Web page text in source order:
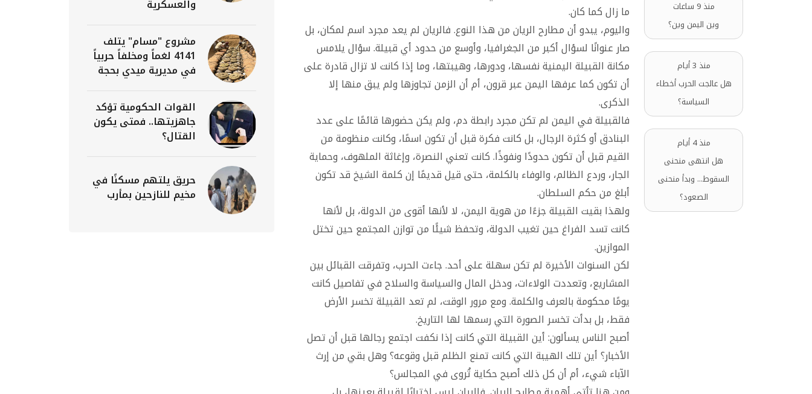
منذ 9 ساعات
وين اليمن وين؟
منذ 3 أيام
هل عالجت الحرب أخطاء
السياسة؟
منذ 4 أيام
هل انتهى منحنى
السقوط... وبدأ منحنى
الصعود؟
ما زال كما كان.
واليوم، يبدو أن مطارح الريان من هذا النوع. فالريان لم يعد مجرد اسم لمكان، بل
صار عنوانًا لسؤال أكبر من الجغرافيا، وأوسع من حدود أي قبيلة. سؤال يلامس
مكانة القبيلة اليمنية نفسها، ودورها، وهيبتها، وما إذا كانت لا تزال قادرة على
أن تكون كما عرفها اليمن عبر قرون، أم أن الزمن تجاوزها ولم يبق منها إلا
الذكرى.
فالقبيلة في اليمن لم تكن مجرد رابطة دم، ولم يكن حضورها قائمًا على عدد
البنادق أو كثرة الرجال، بل كانت فكرة قبل أن تكون اسمًا، وكانت منظومة من
القيم قبل أن تكون حدودًا ونفوذًا. كانت تعني النصرة، وإغاثة الملهوف، وحماية
الجار، وردع الظالم، والوفاء بالكلمة، حتى قيل قديمًا إن كلمة الشيخ قد تكون
أبلغ من حكم السلطان.
ولهذا بقيت القبيلة جزءًا من هوية اليمن، لا لأنها أقوى من الدولة، بل لأنها
كانت تسد الفراغ حين تغيب الدولة، وتحفظ شيئًا من توازن المجتمع حين تختل
الموازين.
لكن السنوات الأخيرة لم تكن سهلة على أحد. جاءت الحرب، وتفرقت القبائل بين
المشاريع، وتعددت الولاءات، ودخل المال والسياسة والسلاح في تفاصيل كانت
يومًا محكومة بالعرف والكلمة. ومع مرور الوقت، لم تعد القبيلة تخسر الأرض
فقط، بل بدأت تخسر الصورة التي رسمها لها التاريخ.
أصبح الناس يسألون: أين القبيلة التي كانت إذا نكفت اجتمع رجالها قبل أن تصل
الأخبار؟ أين تلك الهيبة التي كانت تمنع الظلم قبل وقوعه؟ وهل بقي من إرث
الآباء شيء، أم أن كل ذلك أصبح حكاية تُروى في المجالس؟
والعسكرية
مشروع "مسام" يتلف
4141 لغماً ومخلفاً حربياً
في مديرية ميدي بحجة
القوات الحكومية تؤكد
جاهزيتها.. فمتى يكون
القتال؟
حريق يلتهم مسكنًا في
مخيم للنازحين بمأرب